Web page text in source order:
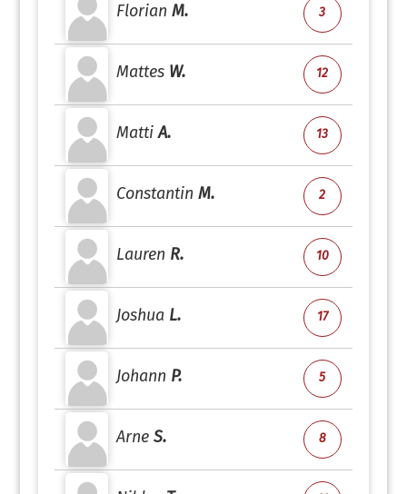
Florian M. 3
Mattes W. 12
Matti A. 13
Constantin M. 2
Lauren R. 10
Joshua L. 17
Johann P. 5
Arne S. 8